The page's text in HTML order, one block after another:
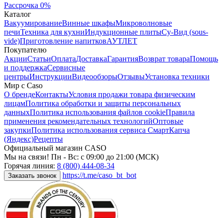
Рассрочка 0%
Каталог
ВакуумированиеВинные шкафыМикроволновые
печиТехника для кухниИндукционные плитыСу-Вид (sous-
vide)Приготовление напитковАУТЛЕТ
Покупателю
АкцииСтатьиОплатаДоставкаГарантияВозврат товараПомощь
и поддержкаСервисные
центрыИнструкцииВидеообзорыОтзывыУстановка техники
Мир с Caso
О брендеКонтактыУсловия продажи товара физическим
лицамПолитика обработки и защиты персональных
данныхПолитика использования файлов cookieПравила
применения рекомендательных технологийОптовые
закупкиПолитика использования сервиса СмартКапча
(Яндекс)Рецепты
Официальный магазин CASO
Мы на связи! Пн - Вс: с 09:00 до 21:00 (МСК)
Горячая линия: 8 (800) 444-08-34
Заказать звонок https://t.me/caso_bt_bot